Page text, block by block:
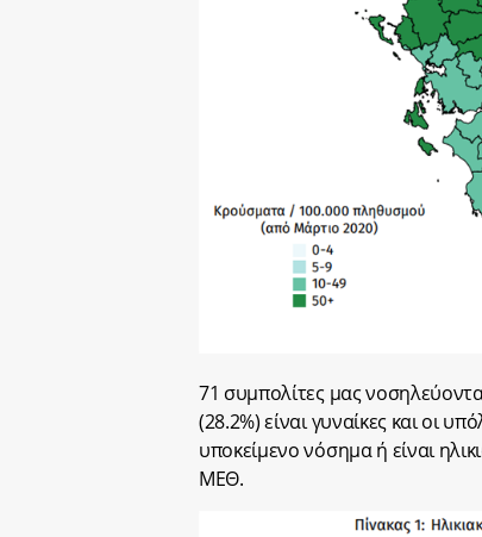
71 συμπολίτες μας
(28.2%) είναι γυναίκες και οι
υποκείμενο νόσημα ή είναι
ΜΕΘ.